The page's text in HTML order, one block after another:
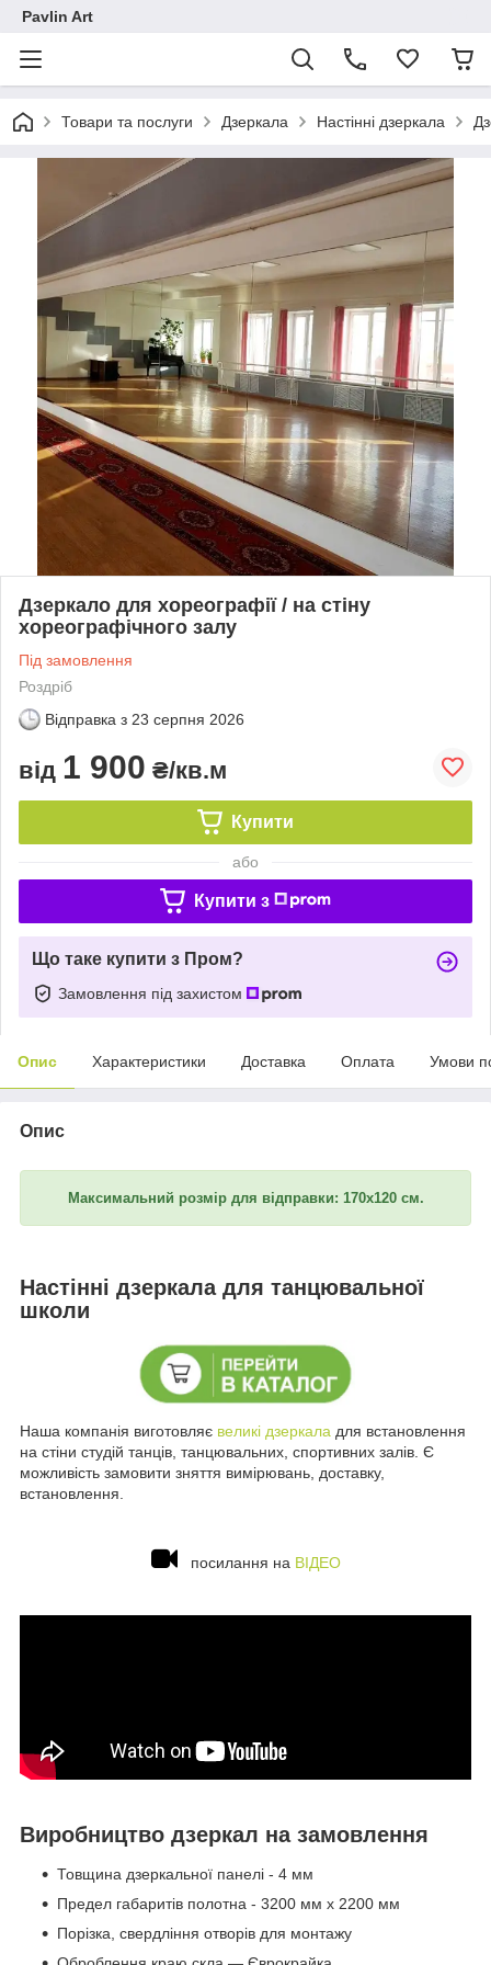
Pavlin Art
Товари та послуги Дзеркала Настінні дзеркала
Дзеркало для хореографії / на стіну
хореографічного залу
Під замовлення
Роздріб
Відправка з 23 серпня 2026
від 1 900 ₴/кв.м
Купити
або
Купити з
Що таке купити з Пром?
Замовлення під захистом
Опис Характеристики Доставка Оплата Умови
Опис
Максимальний розмір для відправки: 170х120 см.
Настінні дзеркала для танцювальної
школи
Наша компанія виготовляє великі дзеркала для встановлення
на стіни студій танців, танцювальних, спортивних залів. Є
можливість замовити зняття вимірювань, доставку,
встановлення.
посилання на ВІДЕО
Виробництво дзеркал на замовлення
Товщина дзеркальної панелі - 4 мм
Предел габаритів полотна - 3200 мм х 2200 мм
Порізка, свердління отворів для монтажу